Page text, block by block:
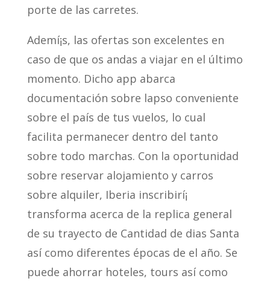
porte de las carretes.
Ademí¡s, las ofertas son excelentes en
caso de que os andas a viajar en el último
momento. Dicho app abarca
documentación sobre lapso conveniente
sobre el país de tus vuelos, lo cual
facilita permanecer dentro del tanto
sobre todo marchas. Con la oportunidad
sobre reservar alojamiento y carros
sobre alquiler, Iberia inscribirí¡
transforma acerca de la replica general
de su trayecto de Cantidad de dias Santa
así­ como diferentes épocas de el año. Se
puede ahorrar hoteles, tours así­ como